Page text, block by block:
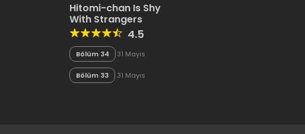
Hitomi-chan Is Shy
With Strangers
4.5
Bölüm 34
31 Mayıs
Bölüm 33
31 Mayıs